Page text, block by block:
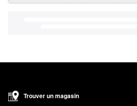
Trouver un magasin